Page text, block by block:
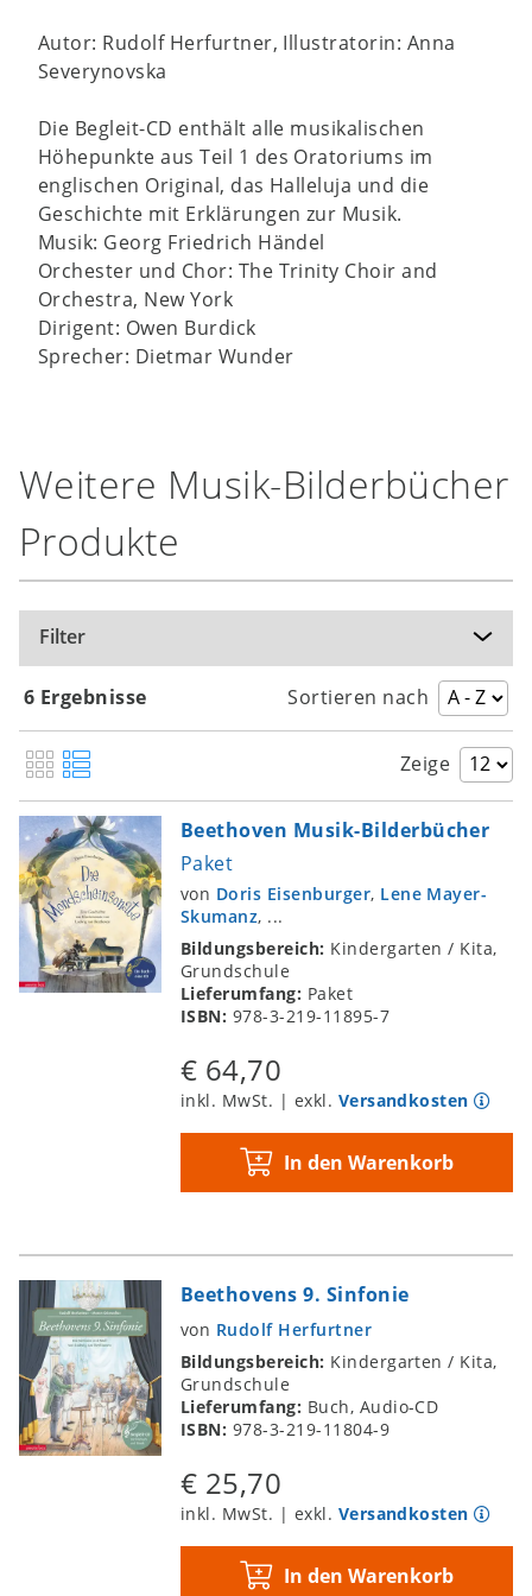
Autor: Rudolf Herfurtner, Illustratorin: Anna
Severynovska
Die Begleit-CD enthält alle musikalischen
Höhepunkte aus Teil 1 des Oratoriums im
englischen Original, das Halleluja und die
Geschichte mit Erklärungen zur Musik.
Musik: Georg Friedrich Händel
Orchester und Chor: The Trinity Choir and
Orchestra, New York
Dirigent: Owen Burdick
Sprecher: Dietmar Wunder
Weitere Musik-Bilderbücher
Produkte
Filter
6 Ergebnisse Sortieren nach
Zeige
Beethoven Musik-Bilderbücher
Paket
von Doris Eisenburger, Lene Mayer-
Skumanz, ...
Bildungsbereich: Kindergarten / Kita,
Grundschule
Lieferumfang: Paket
ISBN: 978-3-219-11895-7
€ 64,70
inkl. MwSt. | exkl. Versandkosten
In den Warenkorb
Beethovens 9. Sinfonie
von Rudolf Herfurtner
Bildungsbereich: Kindergarten / Kita,
Grundschule
Lieferumfang: Buch, Audio-CD
ISBN: 978-3-219-11804-9
€ 25,70
inkl. MwSt. | exkl. Versandkosten
In den Warenkorb